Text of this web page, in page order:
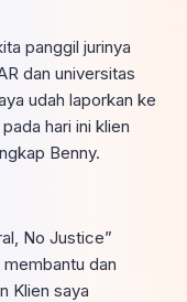
panggil jurinya
dan universitas
udah laporkan ke
hari ini klien
Benny.
No Justice”
dan
Klien saya